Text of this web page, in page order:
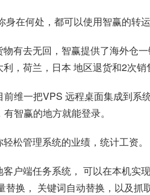
在何处，都可以使用智赢的转
有去无回，智赢提供了海外仓
，荷兰，日本 地区退货和2次销
维一把VPS 远程桌面集成到
智赢的地方就能登录。
松管理系统的业绩，统计工资。
户端任务系统， 可以在本机
换， 关键词自动替换，以及抓